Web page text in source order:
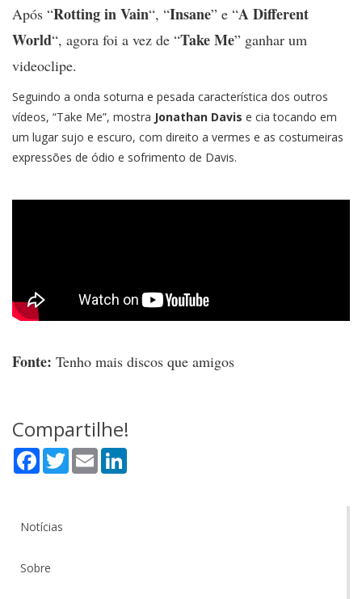
Após “Rotting in Vain“, “Insane” e “A Different
World“, agora foi a vez de “Take Me” ganhar um
videoclipe.
Seguindo a onda soturna e pesada característica dos outros
vídeos, “Take Me”, mostra Jonathan Davis e cia tocando em
um lugar sujo e escuro, com direito a vermes e as costumeiras
expressões de ódio e sofrimento de Davis.
Fonte: Tenho mais discos que amigos
Compartilhe!
Facebook
TwitterEmail
Notícias
Sobre